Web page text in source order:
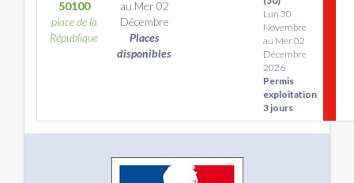
50100
place de la
République
au Mer 02
Décembre
Places
disponibles
Lun 30
Novembre
au Mer 02
Décembre
2026
Permis
exploitation
3 jours